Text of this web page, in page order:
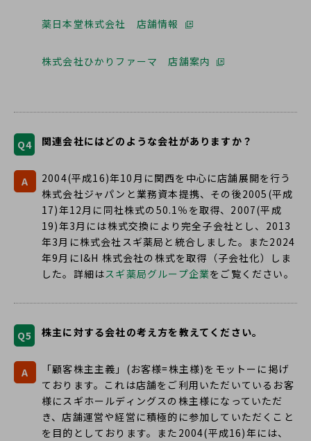
開
く
薬日本堂株式会社 店舗情報 別
ィ
開
株式会社ひかりファーマ 店舗案内 別
ン
ウ
開
く
Q4 関連会社にはどのような会社がありますか？
A
2004(平成16)年10月に関西を中心に店舗展開を行う
株式会社ジャパンと業務資本提携、その後2005(平成
17)年12月に同社株式の50.1％を取得、2007(平成
19)年3月には株式交換により完全子会社とし、2013
年3月に株式会社スギ薬局と統合しました。また2024
年9月にI&H 株式会社の株式を取得（子会社化）しま
した。詳細はスギ薬局グループ企業をご覧ください。
Q5 株主に対する会社の考え方を教えてください。
A
「顧客株主主義」(お客様=株主様)をモットーに掲げ
ております。これは店舗をご利用いただいているお客
様にスギホールディングスの株主様になっていただ
き、店舗運営や経営に積極的に参加していただくこと
を目的としております。また2004(平成16)年には、